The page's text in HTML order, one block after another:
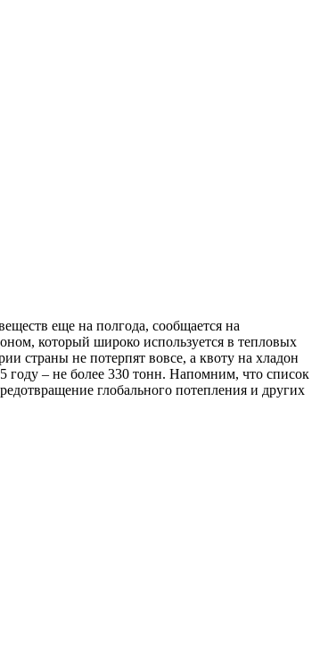
еще на полгода, сообщается на
который широко используется в тепловых
страны не потерпят вовсе, а квоту на хладон
году – не более 330 тонн. Напомним, что список
глобального потепления и других